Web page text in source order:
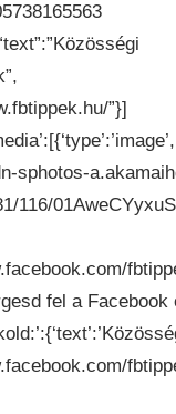
”}]
sphotos-
116/
fel a Facebook